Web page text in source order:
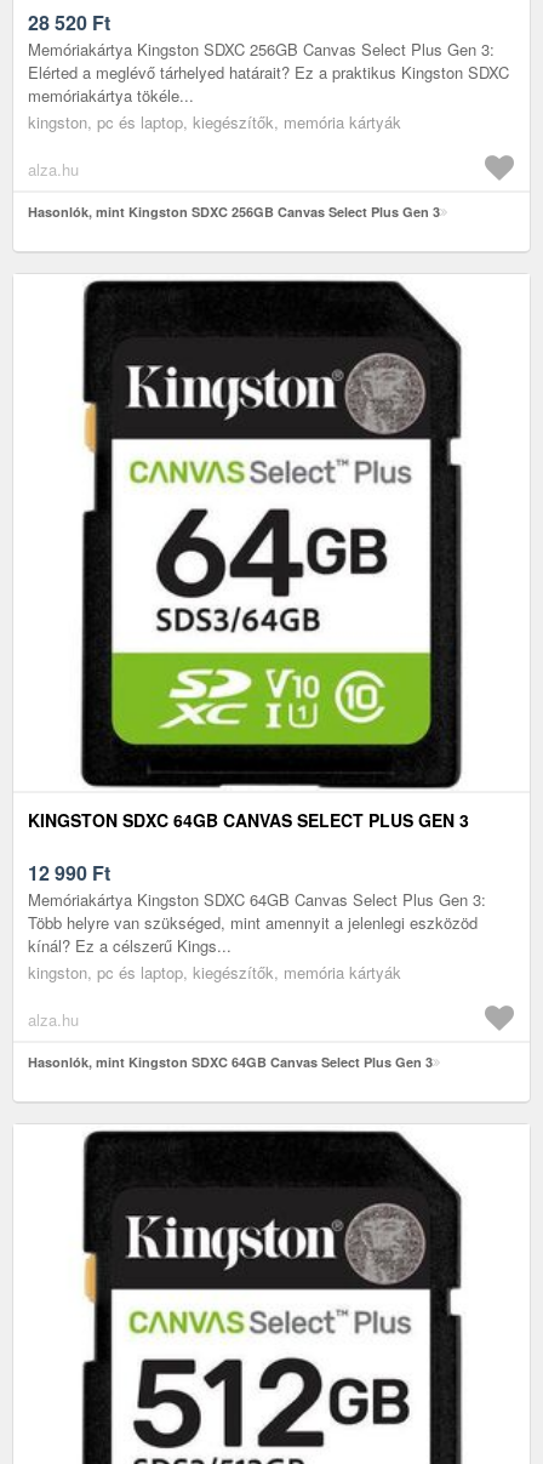
28 520 Ft
Memóriakártya Kingston SDXC 256GB Canvas Select Plus Gen 3:
Elérted a meglévő tárhelyed határait? Ez a praktikus Kingston SDXC
memóriakártya tökéle...
kingston, pc és laptop, kiegészítők, memória kártyák
alza.hu
Hasonlók, mint Kingston SDXC 256GB Canvas Select Plus Gen 3
KINGSTON SDXC 64GB CANVAS SELECT PLUS GEN 3
12 990 Ft
Memóriakártya Kingston SDXC 64GB Canvas Select Plus Gen 3:
Több helyre van szükséged, mint amennyit a jelenlegi eszközöd
kínál? Ez a célszerű Kings...
kingston, pc és laptop, kiegészítők, memória kártyák
alza.hu
Hasonlók, mint Kingston SDXC 64GB Canvas Select Plus Gen 3